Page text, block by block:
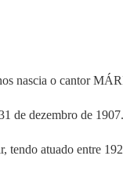
nascia o cantor
de dezembro de 1907.
tendo atuado entre